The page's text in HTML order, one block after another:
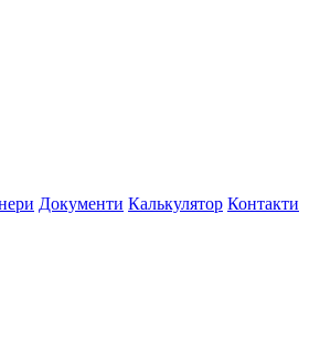
Документи Калькулятор Контакти